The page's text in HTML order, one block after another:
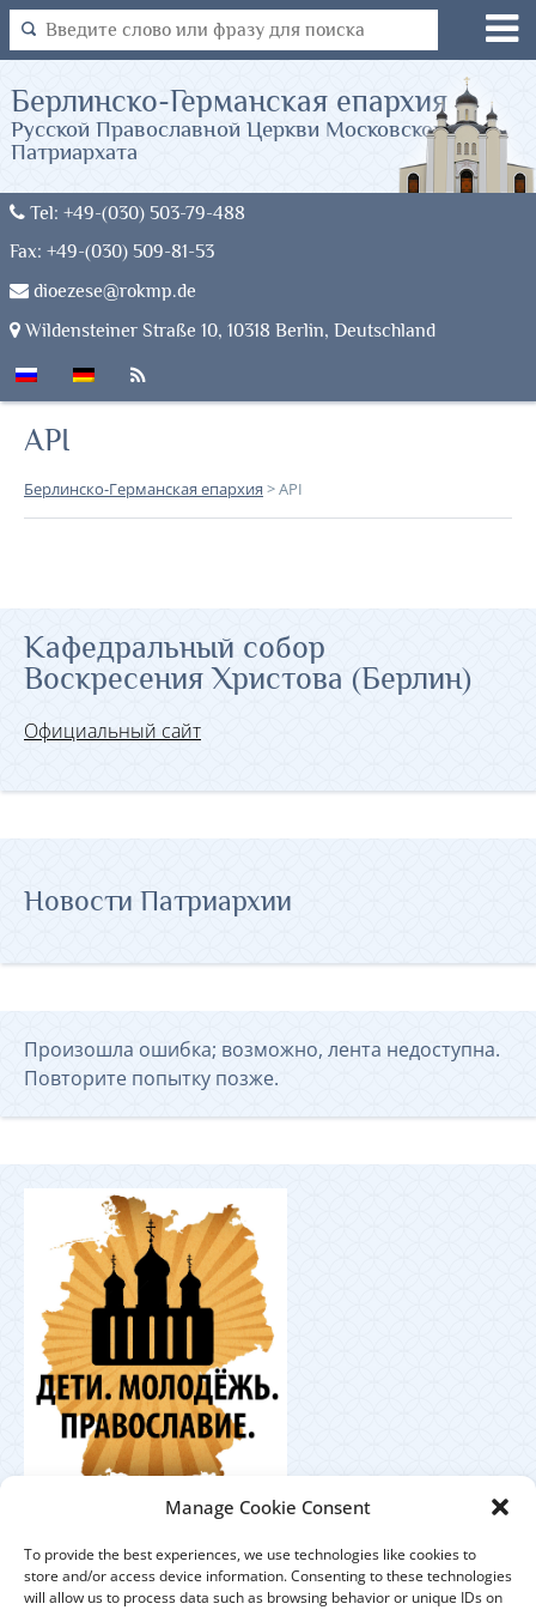
Manage Cookie Consent
To provide the best experiences, we use technologies like cookies to
store and/or access device information. Consenting to these technologies
will allow us to process data such as browsing behavior or unique IDs on
Tel: +49-(030) 503-79-488
Fax: +49-(030) 509-81-53
dioezese@rokmp.de
Wildensteiner Straße 10, 10318 Berlin, Deutschland
Берлинско-Германская епархия
Русской Православной Церкви Московского
Патриархата
API
Берлинско-Германская епархия >API
Кафедральный собор
Воскресения Христова (Берлин)
Официальный сайт
Новости Патриархии
Произошла ошибка; возможно, лента недоступна.
Повторите попытку позже.
центр по работе с православной молодёжью в
Германии